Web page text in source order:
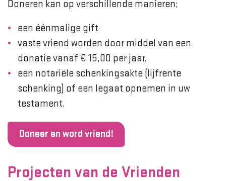
Doneren kan op verschillende manieren;
een éénmalige gift
vaste vriend worden door middel van een
donatie vanaf € 15,00 per jaar.
een notariële schenkingsakte (lijfrente
schenking) of een legaat opnemen in uw
testament.
Doneer en word vriend!
Projecten van de Vrienden